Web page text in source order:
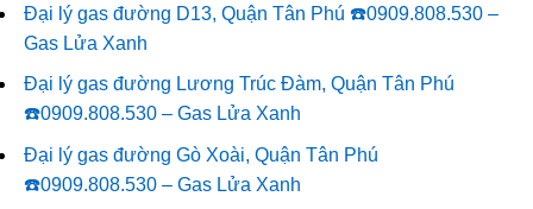
Đại lý gas đường D13, Quận Tân Phú ☎️0909.808.530 –
Gas Lửa Xanh
Đại lý gas đường Lương Trúc Đàm, Quận Tân Phú
☎️0909.808.530 – Gas Lửa Xanh
Đại lý gas đường Gò Xoài, Quận Tân Phú
☎️0909.808.530 – Gas Lửa Xanh